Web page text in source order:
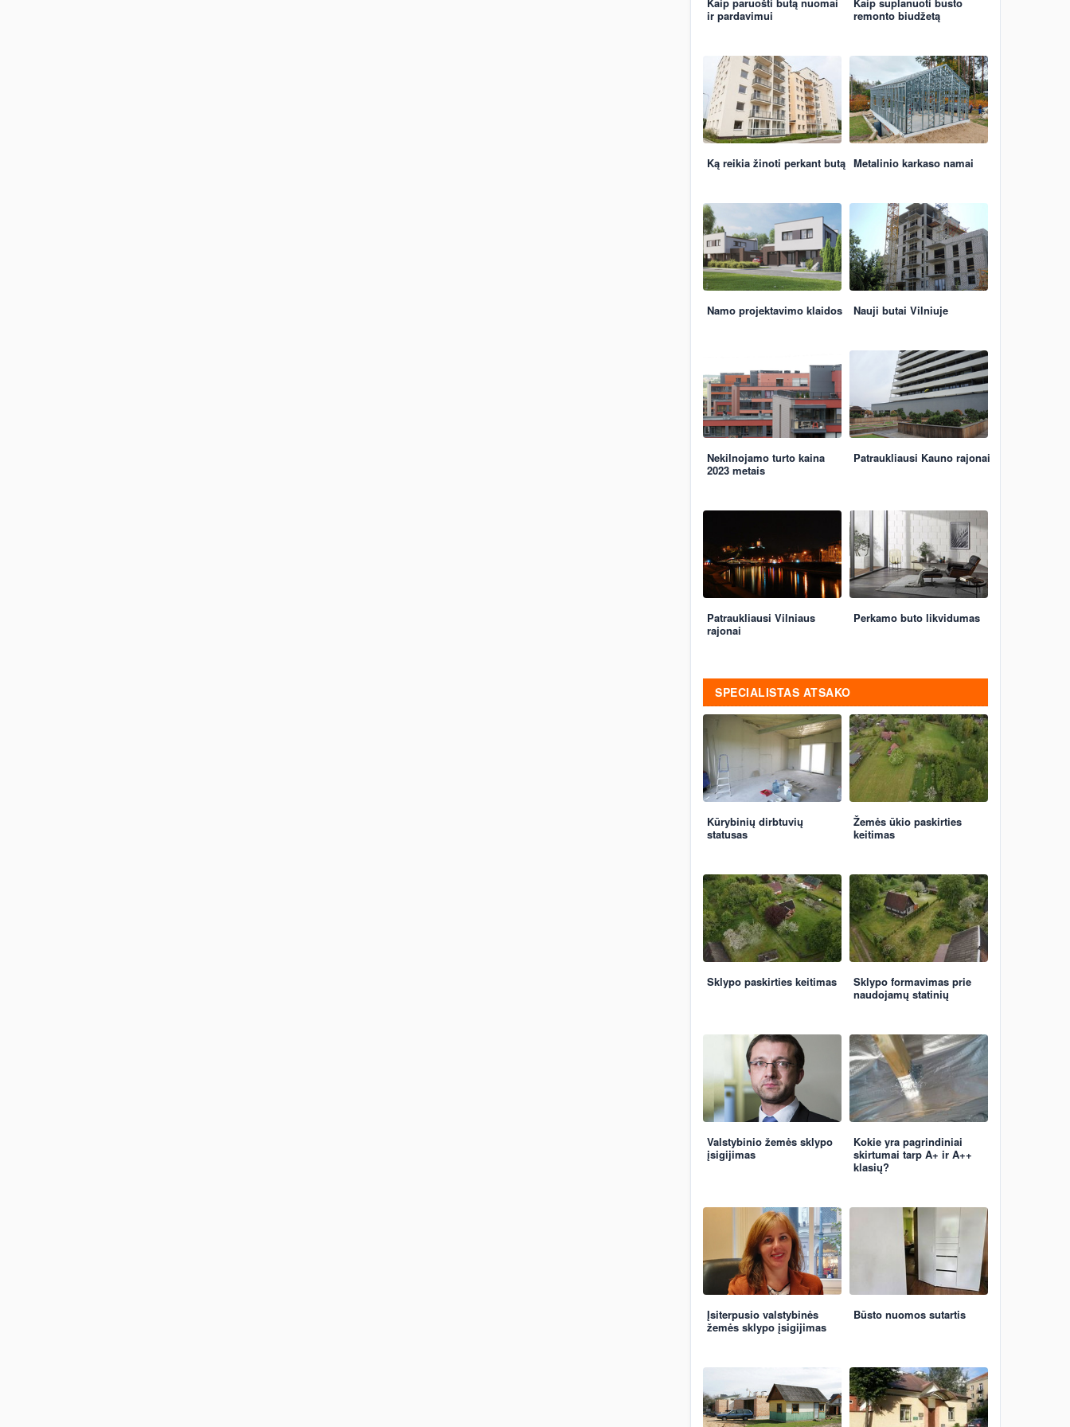
ir pardavimui
remonto biudžetą
Ką reikia žinoti perkant butą Metalinio karkaso namai
Namo projektavimo klaidos Nauji butai Vilniuje
Nekilnojamo turto kaina
2023 metais
Patraukliausi Kauno rajonai
Patraukliausi Vilniaus
rajonai
Perkamo buto likvidumas
SPECIALISTAS ATSAKO
Kūrybinių dirbtuvių
statusas
Žemės ūkio paskirties
keitimas
Sklypo paskirties keitimas
Sklypo formavimas prie
naudojamų statinių
Valstybinio žemės sklypo
įsigijimas
Kokie yra pagrindiniai
skirtumai tarp A+ ir A++
klasių?
Įsiterpusio valstybinės
žemės sklypo įsigijimas
Būsto nuomos sutartis